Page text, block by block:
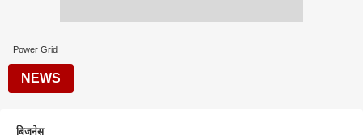
Power Grid
NEWS
बिजनेस